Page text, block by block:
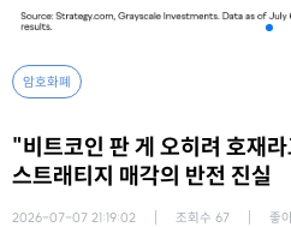
암호화폐
"비트코인 판 게 오히려 호재
스트래티지 매각의 반전 진실
2026-07-07 21:19:02 조회수 67 좋